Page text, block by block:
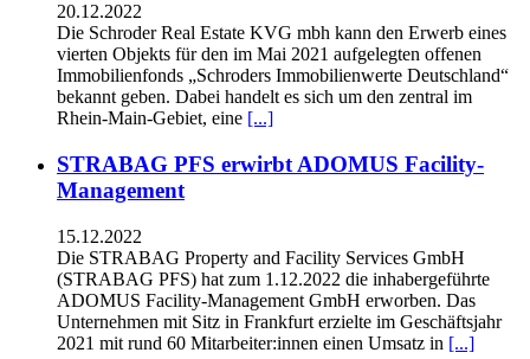
20.12.2022
Die Schroder Real Estate KVG mbh kann den Erwerb eines
vierten Objekts für den im Mai 2021 aufgelegten offenen
Immobilienfonds „Schroders Immobilienwerte Deutschland“
bekannt geben. Dabei handelt es sich um den zentral im
Rhein-Main-Gebiet, eine [...]
STRABAG PFS erwirbt ADOMUS Facility-
Management
15.12.2022
Die STRABAG Property and Facility Services GmbH
(STRABAG PFS) hat zum 1.12.2022 die inhabergeführte
ADOMUS Facility-Management GmbH erworben. Das
Unternehmen mit Sitz in Frankfurt erzielte im Geschäftsjahr
2021 mit rund 60 Mitarbeiter:innen einen Umsatz in [...]